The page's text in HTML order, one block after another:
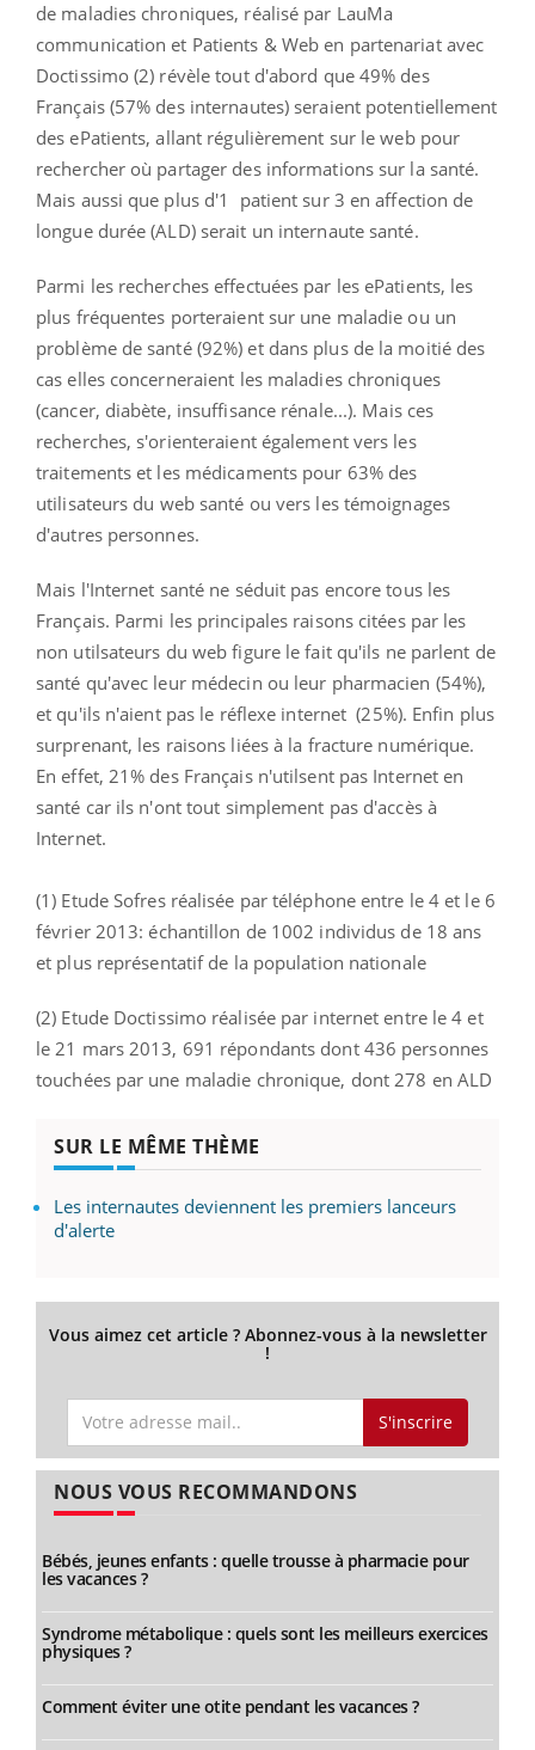
de maladies chroniques, réalisé par LauMa
communication et Patients & Web en partenariat avec
Doctissimo (2) révèle tout d'abord que 49% des
Français (57% des internautes) seraient potentiellement
des ePatients, allant régulièrement sur le web pour
rechercher où partager des informations sur la santé.
Mais aussi que plus d'1 patient sur 3 en affection de
longue durée (ALD) serait un internaute santé.
Parmi les recherches effectuées par les ePatients, les
plus fréquentes porteraient sur une maladie ou un
problème de santé (92%) et dans plus de la moitié des
cas elles concerneraient les maladies chroniques
(cancer, diabète, insuffisance rénale...). Mais ces
recherches, s'orienteraient également vers les
traitements et les médicaments pour 63% des
utilisateurs du web santé ou vers les témoignages
d'autres personnes.
Mais l'Internet santé ne séduit pas encore tous les
Français. Parmi les principales raisons citées par les
non utilsateurs du web figure le fait qu'ils ne parlent de
santé qu'avec leur médecin ou leur pharmacien (54%),
et qu'ils n'aient pas le réflexe internet (25%). Enfin plus
surprenant, les raisons liées à la fracture numérique.
En effet, 21% des Français n'utilsent pas Internet en
santé car ils n'ont tout simplement pas d'accès à
Internet.
(1) Etude Sofres réalisée par téléphone entre le 4 et le 6
février 2013: échantillon de 1002 individus de 18 ans
et plus représentatif de la population nationale
(2) Etude Doctissimo réalisée par internet entre le 4 et
le 21 mars 2013, 691 répondants dont 436 personnes
touchées par une maladie chronique, dont 278 en ALD
SUR LE MÊME THÈME
Les internautes deviennent les premiers lanceurs
d'alerte
Vous aimez cet article ? Abonnez-vous à la newsletter
!
S'inscrire
NOUS VOUS RECOMMANDONS
Bébés, jeunes enfants : quelle trousse à pharmacie pour
les vacances ?
Syndrome métabolique : quels sont les meilleurs exercices
physiques ?
Comment éviter une otite pendant les vacances ?